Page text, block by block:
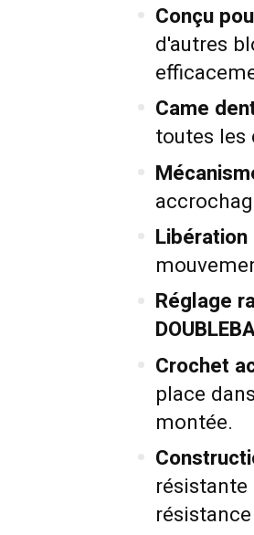
Conçu
d'autres
Came
toutes les
Libération
Réglage
Crochet
place
montée.